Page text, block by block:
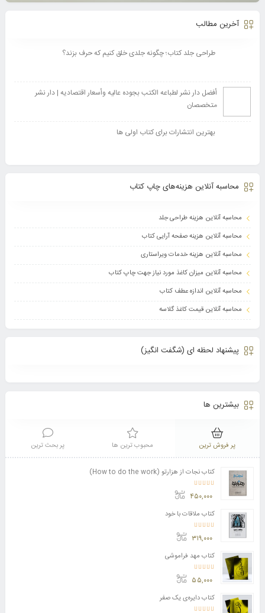
آخرین مطالب
طراحی جلد کتاب؛ چگونه جلدی خلق کنیم که حرف بزند؟
أفضل دار نشر لطباعه الکتب بجوده عالیه وأسعار اقتصادیه | دار نشر
متخصصان
بهترین انتشارات برای کتاب اولی ها
محاسبه آنلاین هزینه‌های چاپ کتاب
محاسبه آنلاین هزینه طراحی جلد
محاسبه آنلاین هزینه صفحه آرایی کتاب
محاسبه آنلاین هزینه خدمات ویراستاری
محاسبه آنلاین میزان کاغذ مورد نیاز جهت چاپ کتاب
محاسبه آنلاین اندازه عطف کتاب
محاسبه آنلاین قیمت کاغذ گلاسه
پیشنهاد لحظه ای (شگفت انگیز)
بیشترین ها
پر فروش ترین محبوب ترین ها پر بحث ترین
کتاب نجات از هزارتو (How to do the work)
4.11 از 5 ۴۵۰,۰۰۰
کتاب ملاقات با خود
امتیاز3.50 از 5 ۳۱۹,۰۰۰
کتاب مهد فراموشی
5.00 از 5 ۵۵,۰۰۰
کتاب دایره‌ی یک صفر